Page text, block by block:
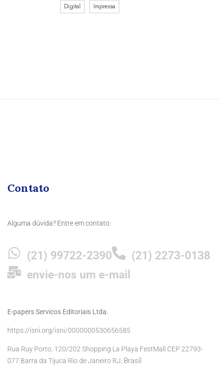
Digital Impressa
Contato
Alguma dúvida? Entre em contato:
(21) 99722-2390
(21) 2273-0138
envie-nos um e-mail
E-papers Servicos Editoriais Ltda.
https://isni.org/isni/0000000530656585
Rua Ruy Porto, 120/202 Shopping La Playa FestMall CEP 22793-
077 Barra da Tijuca Rio de Janeiro RJ, Brasil